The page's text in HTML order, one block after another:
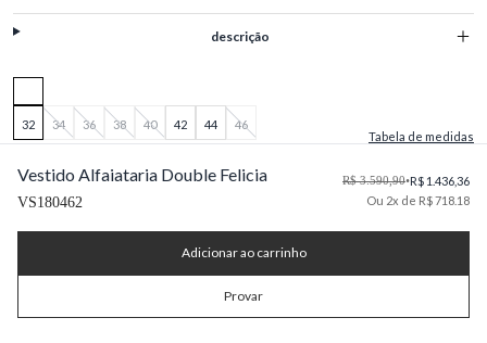
descrição
32 34 36 38 40 42 44
46
Tabela de medidas
Vestido Alfaiataria Double Felicia
VS180462
R$ 3.590,90•R$ 1.436,36
Ou 2x de R$ 718.18
Adicionar ao carrinho
Provar